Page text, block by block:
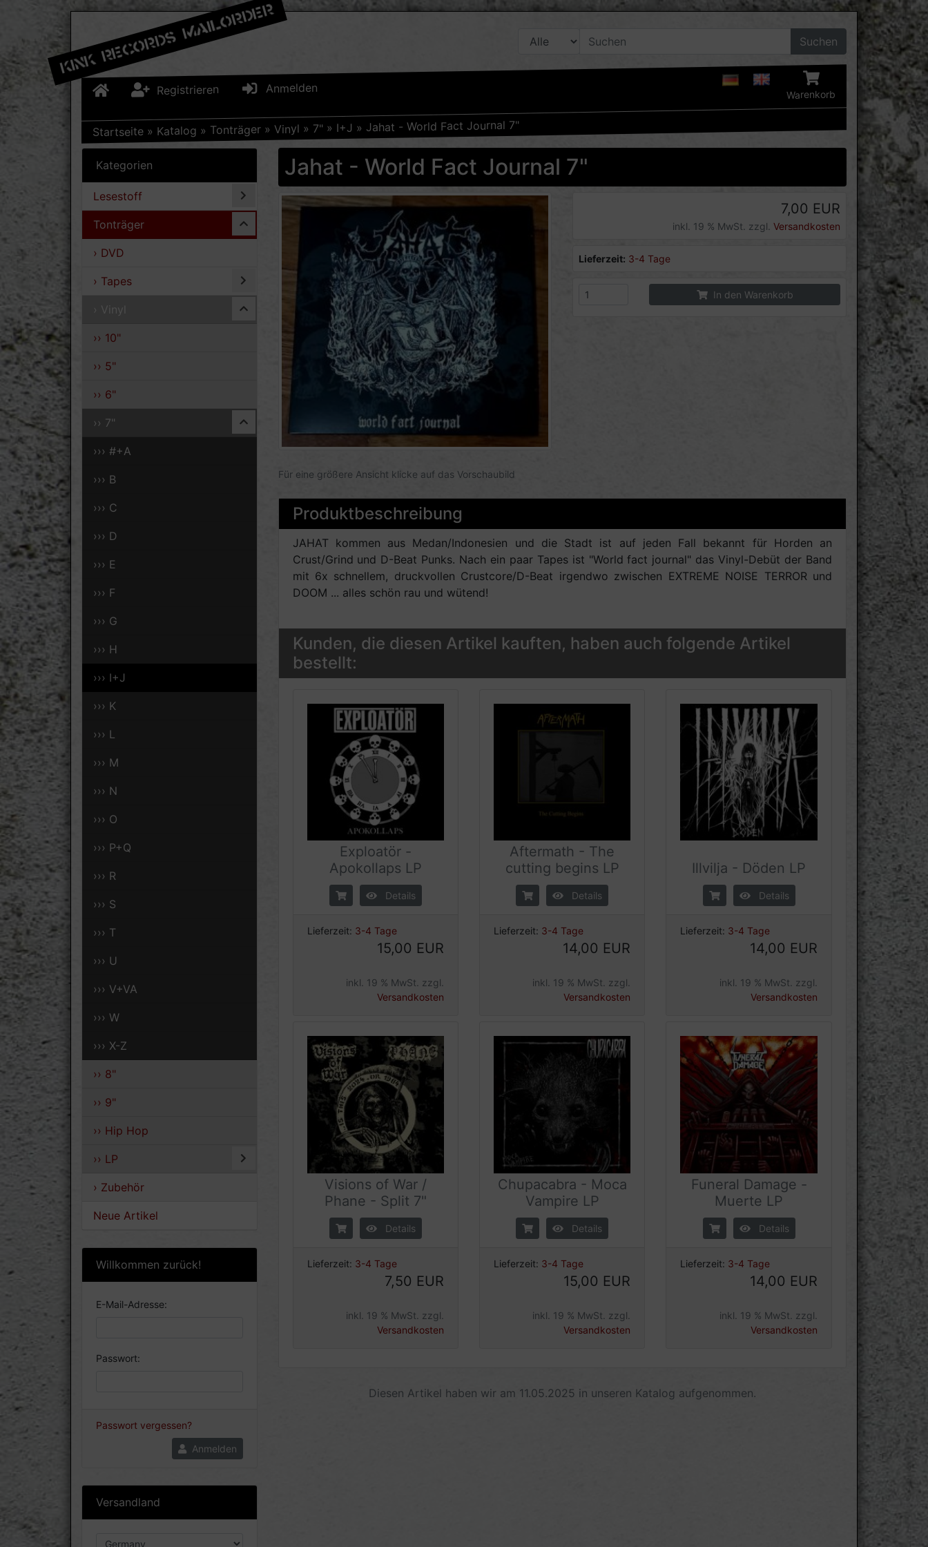
Suchen
Registrieren Anmelden Warenkorb
Startseite » Katalog » Tonträger » Vinyl » 7" » I+J » Jahat - World Fact Journal 7"
Kategorien
Lesestoff
Tonträger
› DVD
› Tapes
› Vinyl
›› 10"
›› 5"
›› 6"
›› 7"
››› #+A
››› B
››› C
››› D
››› E
››› F
››› G
››› H
››› I+J
››› K
››› L
››› M
››› N
››› O
››› P+Q
››› R
››› S
››› T
››› U
››› V+VA
››› W
››› X-Z
›› 8"
›› 9"
›› Hip Hop
›› LP
› Zubehör
Neue Artikel
Willkommen zurück!
E-Mail-Adresse:
Passwort:
Passwort vergessen?
Anmelden
Versandland
Jahat - World Fact Journal 7"
Für eine größere Ansicht klicke auf das Vorschaubild
7,00 EUR
inkl. 19 % MwSt. zzgl. Versandkosten
Lieferzeit: 3-4 Tage
In den Warenkorb
Produktbeschreibung
JAHAT kommen aus Medan/Indonesien und die Stadt ist auf jeden Fall bekannt für Horden an
Crust/Grind und D-Beat Punks. Nach ein paar Tapes ist "World fact journal" das Vinyl-Debüt der Band
mit 6x schnellem, druckvollen Crustcore/D-Beat irgendwo zwischen EXTREME NOISE TERROR und
DOOM ... alles schön rau und wütend!
Kunden, die diesen Artikel kauften, haben auch folgende Artikel
bestellt:
Exploatör -
Apokollaps LP
Details
Lieferzeit: 3-4 Tage
15,00 EUR
inkl. 19 % MwSt. zzgl.
Versandkosten
Aftermath - The
cutting begins LP
Details
Lieferzeit: 3-4 Tage
14,00 EUR
inkl. 19 % MwSt. zzgl.
Versandkosten
Illvilja - Döden LP
Details
Lieferzeit: 3-4 Tage
14,00 EUR
inkl. 19 % MwSt. zzgl.
Versandkosten
Visions of War /
Phane - Split 7"
Details
Lieferzeit: 3-4 Tage
7,50 EUR
inkl. 19 % MwSt. zzgl.
Versandkosten
Chupacabra - Moca
Vampire LP
Details
Lieferzeit: 3-4 Tage
15,00 EUR
inkl. 19 % MwSt. zzgl.
Versandkosten
Funeral Damage -
Muerte LP
Details
Lieferzeit: 3-4 Tage
14,00 EUR
inkl. 19 % MwSt. zzgl.
Versandkosten
Diesen Artikel haben wir am 11.05.2025 in unseren Katalog aufgenommen.